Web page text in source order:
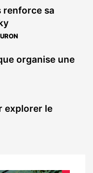
renforce sa
organise une
explorer le